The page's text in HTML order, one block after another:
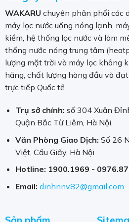
nghệ cao trong lĩnh vực nước,
nhiều bằng sáng chế trên khắp
hữu nhiều công nghệ mang đến
nhất phục vụ cho sức khỏe con
Công nghệ Nano hiện
Crystal H
Công nghệ Nano kết hợp sợi
bằng sáng chế
Bạc hoạt tính hoạt động như
Trong các bộ lọc thông thường
mặt vật liệu và không ổn định.
sẽ bị rửa trôi bằng nước. Bạc là
lâu ngày nó có thể trở thành một
WAKARU chuyên phân phối các
máy lọc nước uống nóng lạnh,
kiềm, hệ thống lọc nước và làm
thống nước nóng trung tâm
lượng mặt trời và máy lọc không
hãng, chất lượng hàng đầu và
trực tiếp Quốc tế
Trụ sở chính: số 304 Xuân
Quận Bắc Từ Liêm, Hà Nội.
Văn Phòng Giao Dịch: Số 26
Việt, Cầu Giấy, Hà Nội
Hotline: 1900.1969 -
Email: dinhnnv82@gmail.com